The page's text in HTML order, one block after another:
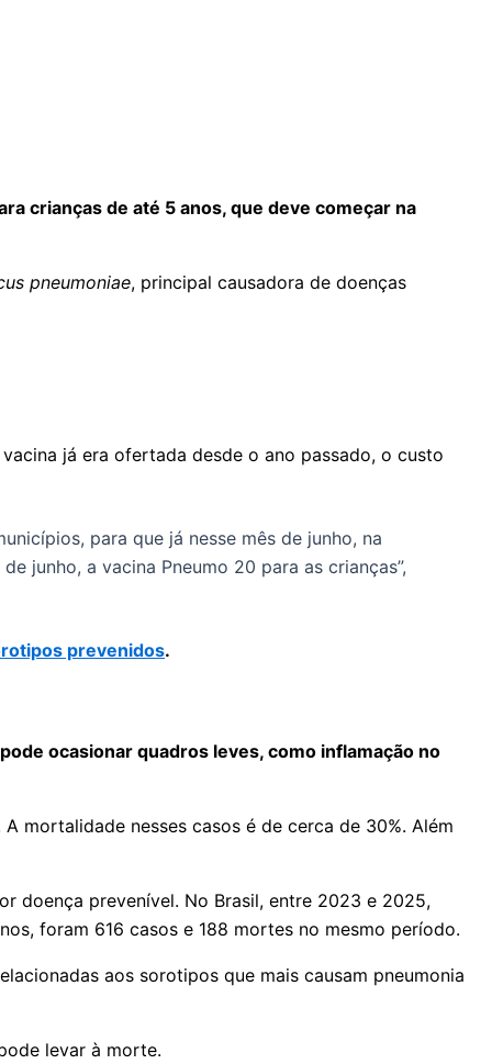
crianças de até 5 anos, que deve começar na
pneumoniae, principal causadora de doenças
já era ofertada desde o ano passado, o custo
para que já nesse mês de junho, na
junho, a vacina Pneumo 20 para as crianças”,
prevenidos.
ocasionar quadros leves, como inflamação no
mortalidade nesses casos é de cerca de 30%. Além
doença prevenível. No Brasil, entre 2023 e 2025,
foram 616 casos e 188 mortes no mesmo período.
aos sorotipos que mais causam pneumonia
levar à morte.